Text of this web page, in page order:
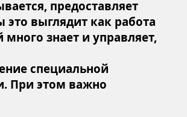
предоставляет
выглядит как работа
знает и управляет,
специальной
При этом важно